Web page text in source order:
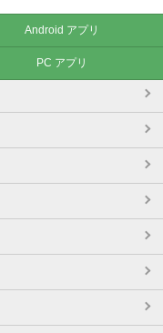
Android アプリ
PC アプリ